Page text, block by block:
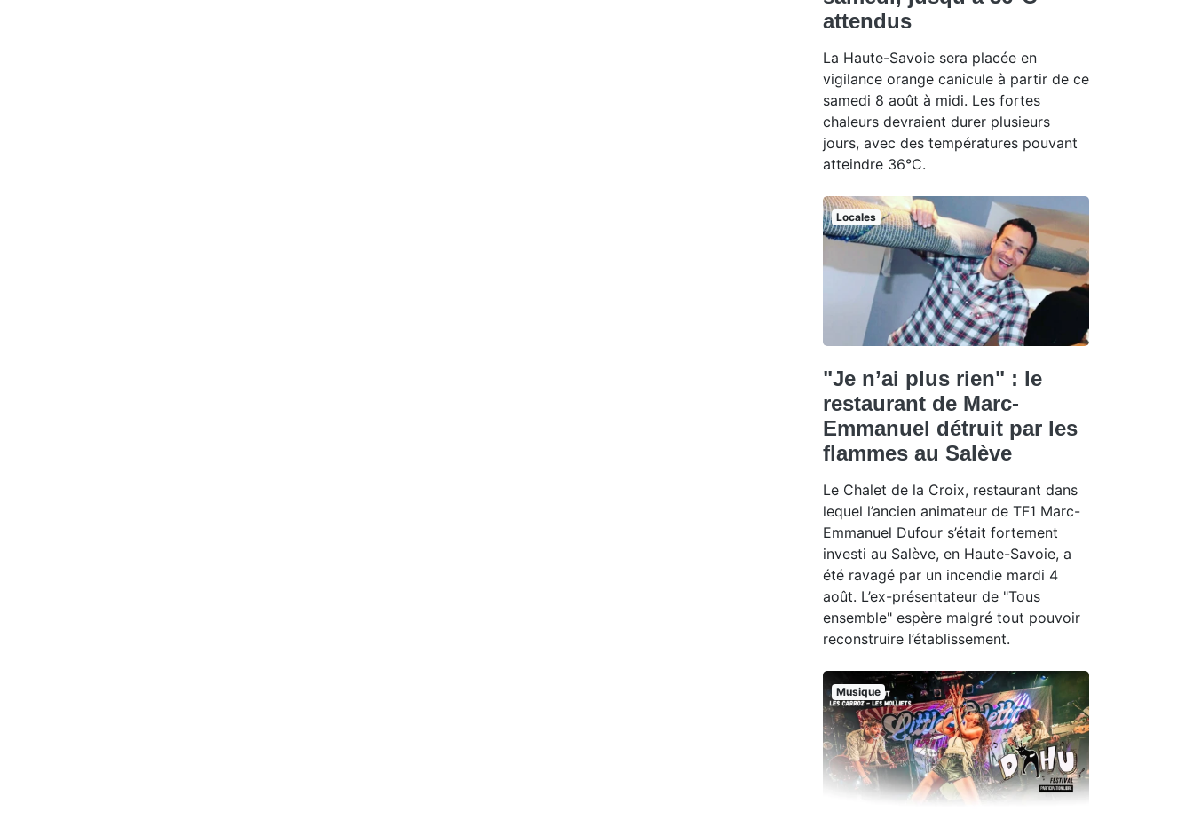
attendus
La Haute-Savoie sera placée en
vigilance orange canicule à partir de ce
samedi 8 août à midi. Les fortes
chaleurs devraient durer plusieurs
jours, avec des températures pouvant
atteindre 36°C.
Locales
"Je n’ai plus rien" : le
restaurant de Marc-
Emmanuel détruit par les
flammes au Salève
Le Chalet de la Croix, restaurant dans
lequel l’ancien animateur de TF1 Marc-
Emmanuel Dufour s’était fortement
investi au Salève, en Haute-Savoie, a
été ravagé par un incendie mardi 4
août. L’ex-présentateur de "Tous
ensemble" espère malgré tout pouvoir
reconstruire l’établissement.
Musique